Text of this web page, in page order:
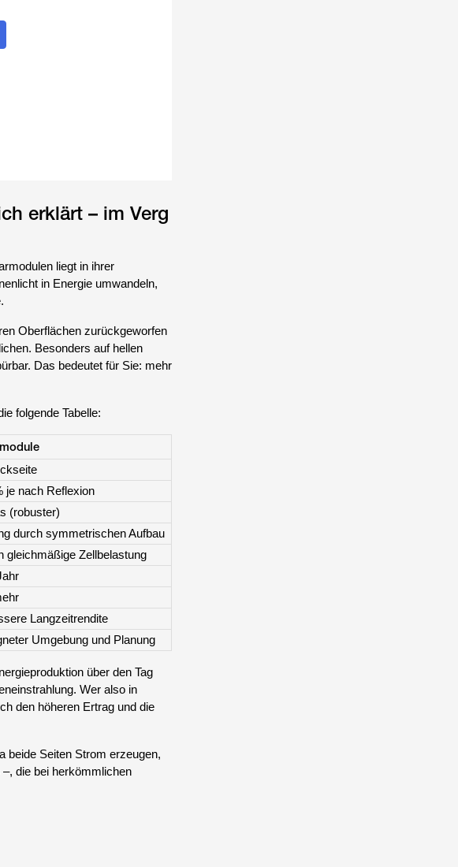
erklärt – im Verg
liegt in ihrer
in Energie umwandeln,
Oberflächen zurückgeworfen
Besonders auf hellen
Das bedeutet für Sie: mehr
folgende Tabelle:
je nach Reflexion
(robuster)
durch symmetrischen Aufbau
gleichmäßige Zellbelastung
Langzeitrendite
Umgebung und Planung
über den Tag
Wer also in
den höheren Ertrag und die
beide Seiten Strom erzeugen,
die bei herkömmlichen